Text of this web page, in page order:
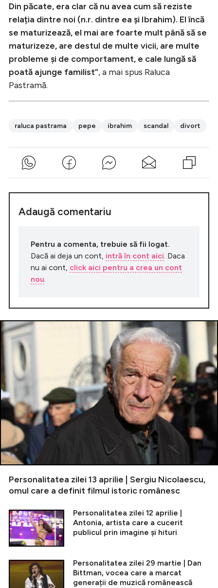
Din păcate, era clar că nu avea cum să reziste
relația dintre noi (n.r. dintre ea și Ibrahim). El încă
se maturizează, el mai are foarte mult până să se
maturizeze, are destul de multe vicii, are multe
probleme și de comportament, e cale lungă să
poată ajunge familist”, a mai spus Raluca
Pastramă.
raluca pastrama pepe ibrahim scandal divort
Adaugă comentariu
Pentru a comenta, trebuie să fii logat.
Dacă ai deja un cont, intră în cont aici . Daca
nu ai cont, click aici pentru a crea un cont
nou
Personalitatea zilei 13 aprilie | Sergiu Nicolaescu,
omul care a definit filmul istoric românesc
Personalitatea zilei 12 aprilie |
Antonia, artista care a cucerit
publicul prin imagine și hituri
Personalitatea zilei 29 martie | Dan
Bittman, vocea care a marcat
generații de muzică românească